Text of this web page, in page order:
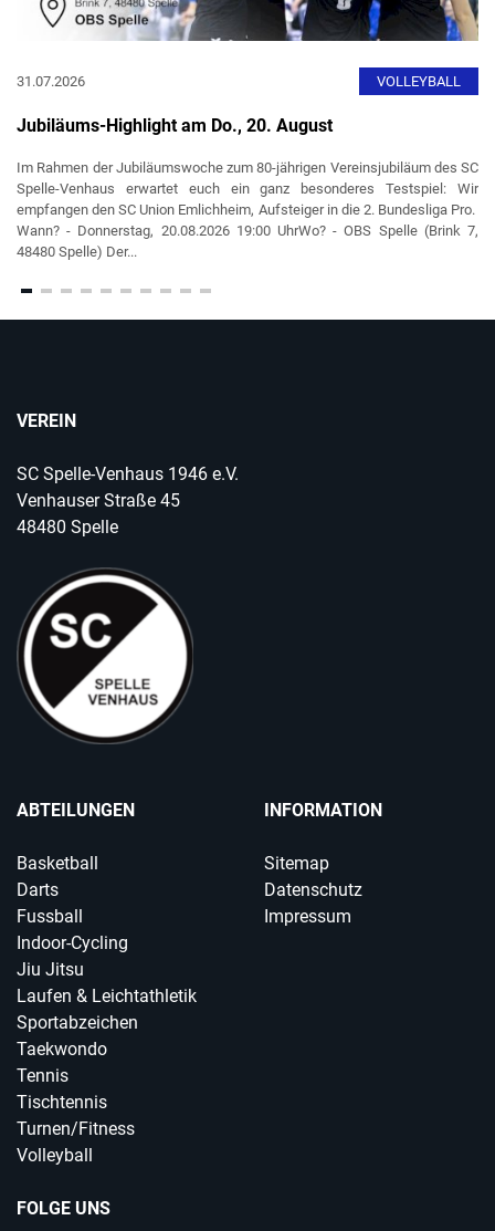
31.07.2026 VOLLEYBALL
Jubiläums-Highlight am Do., 20. August
Im Rahmen der Jubiläumswoche zum 80-jährigen Vereinsjubiläum des SC
Spelle-Venhaus erwartet euch ein ganz besonderes Testspiel: Wir
empfangen den SC Union Emlichheim, Aufsteiger in die 2. Bundesliga Pro.
Wann? - Donnerstag, 20.08.2026 19:00 UhrWo? - OBS Spelle (Brink 7,
48480 Spelle) Der...
VEREIN
SC Spelle-Venhaus 1946 e.V.
Venhauser Straße 45
48480 Spelle
ABTEILUNGEN
Basketball
Darts
Fussball
Indoor-Cycling
Jiu Jitsu
Laufen & Leichtathletik
Sportabzeichen
Taekwondo
Tennis
Tischtennis
Turnen/Fitness
Volleyball
INFORMATION
Sitemap
Datenschutz
Impressum
FOLGE UNS